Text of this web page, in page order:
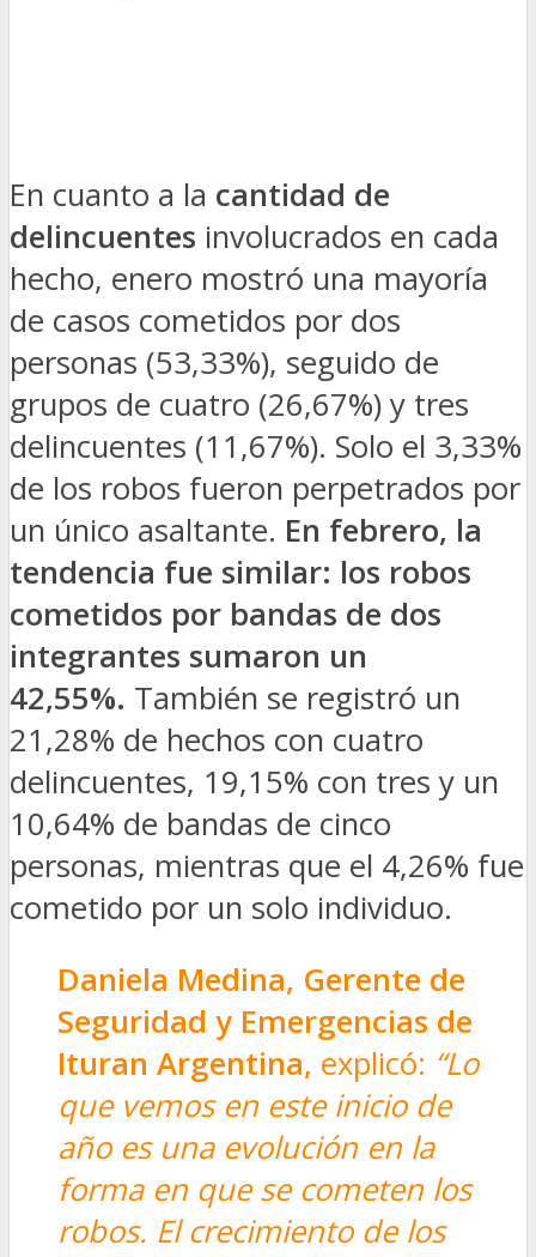
En cuanto a la cantidad de
delincuentes involucrados en cada
hecho, enero mostró una mayoría
de casos cometidos por dos
personas (53,33%), seguido de
grupos de cuatro (26,67%) y tres
delincuentes (11,67%). Solo el 3,33%
de los robos fueron perpetrados por
un único asaltante. En febrero, la
tendencia fue similar: los robos
cometidos por bandas de dos
integrantes sumaron un
42,55%. También se registró un
21,28% de hechos con cuatro
delincuentes, 19,15% con tres y un
10,64% de bandas de cinco
personas, mientras que el 4,26% fue
cometido por un solo individuo.
Daniela Medina, Gerente de
Seguridad y Emergencias de
Ituran Argentina, explicó: “Lo
que vemos en este inicio de
año es una evolución en la
forma en que se cometen los
robos. El crecimiento de los